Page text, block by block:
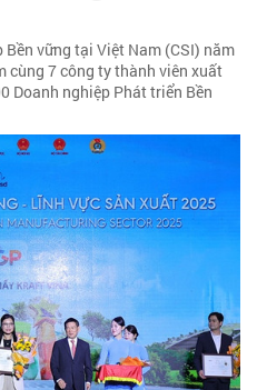
vững tại Việt Nam (CSI) năm
cùng 7 công ty thành viên xuất
Doanh nghiệp Phát triển Bền